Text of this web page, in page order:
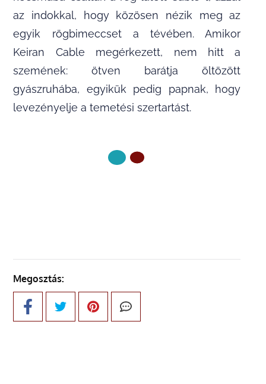
az indokkal, hogy közösen nézik meg az
egyik rögbimeccset a tévében. Amikor
Keiran Cable megérkezett, nem hitt a
szemének: ötven barátja öltözött
gyászruhába, egyikük pedig papnak, hogy
levezényelje a temetési szertartást.
Megosztás: